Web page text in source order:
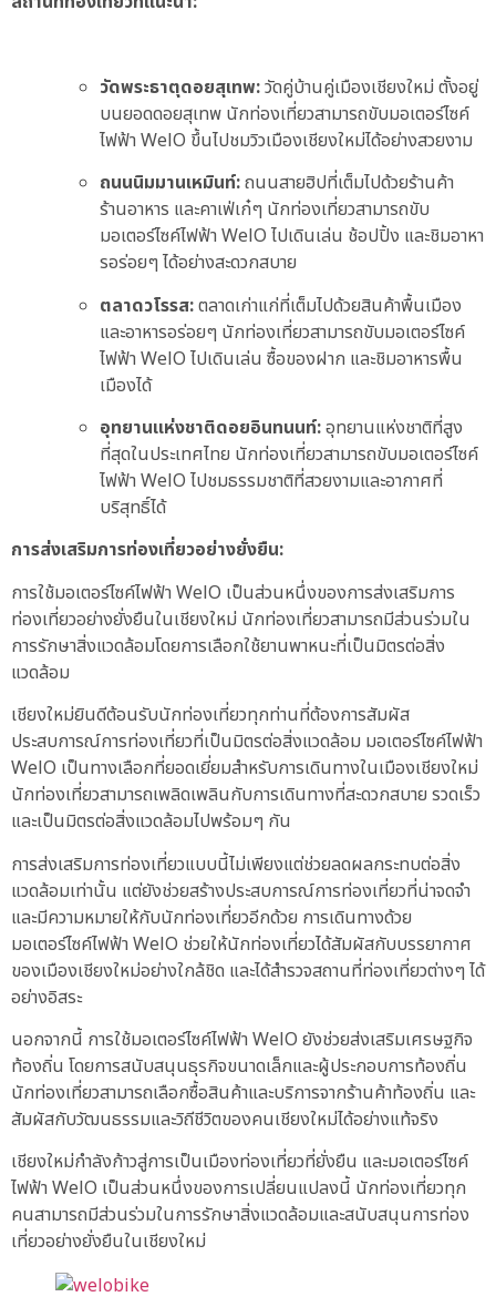
วัดพระธาตุดอยสุเทพ:วัดคู่บ้านคู่เมืองเชียงใหม่ ตั้งอยู่
บนยอดดอยสุเทพ นักท่องเที่ยวสามารถขับมอเตอร์ไซค์
ไฟฟ้า WelO ขึ้นไปชมวิวเมืองเชียงใหม่ได้อย่างสวยงาม
ถนนนิมมานเหมินท์:ถนนสายฮิปที่เต็มไปด้วยร้านค้า
ร้านอาหาร และคาเฟ่เก๋ๆ นักท่องเที่ยวสามารถขับ
มอเตอร์ไซค์ไฟฟ้า WelO ไปเดินเล่น ช้อปปิ้ง และชิมอาหา
รอร่อยๆ ได้อย่างสะดวกสบาย
ตลาดวโรรส:ตลาดเก่าแก่ที่เต็มไปด้วยสินค้าพื้นเมือง
และอาหารอร่อยๆ นักท่องเที่ยวสามารถขับมอเตอร์ไซค์
ไฟฟ้า WelO ไปเดินเล่น ซื้อของฝาก และชิมอาหารพื้น
เมืองได้
อุทยานแห่งชาติดอยอินทนนท์:อุทยานแห่งชาติที่สูง
ที่สุดในประเทศไทย นักท่องเที่ยวสามารถขับมอเตอร์ไซค์
ไฟฟ้า WelO ไปชมธรรมชาติที่สวยงามและอากาศที่
บริสุทธิ์ได้
การส่งเสริมการท่องเที่ยวอย่างยั่งยืน:
การใช้มอเตอร์ไซค์ไฟฟ้า WelO เป็นส่วนหนึ่งของการส่งเสริมการ
ท่องเที่ยวอย่างยั่งยืนในเชียงใหม่ นักท่องเที่ยวสามารถมีส่วนร่วมใน
การรักษาสิ่งแวดล้อมโดยการเลือกใช้ยานพาหนะที่เป็นมิตรต่อสิ่ง
แวดล้อม
เชียงใหม่ยินดีต้อนรับนักท่องเที่ยวทุกท่านที่ต้องการสัมผัส
ประสบการณ์การท่องเที่ยวที่เป็นมิตรต่อสิ่งแวดล้อม มอเตอร์ไซค์ไฟฟ้า
WelO เป็นทางเลือกที่ยอดเยี่ยมสำหรับการเดินทางในเมืองเชียงใหม่
นักท่องเที่ยวสามารถเพลิดเพลินกับการเดินทางที่สะดวกสบาย รวดเร็ว
และเป็นมิตรต่อสิ่งแวดล้อมไปพร้อมๆ กัน
การส่งเสริมการท่องเที่ยวแบบนี้ไม่เพียงแต่ช่วยลดผลกระทบต่อสิ่ง
แวดล้อมเท่านั้น แต่ยังช่วยสร้างประสบการณ์การท่องเที่ยวที่น่าจดจำ
และมีความหมายให้กับนักท่องเที่ยวอีกด้วย การเดินทางด้วย
มอเตอร์ไซค์ไฟฟ้า WelO ช่วยให้นักท่องเที่ยวได้สัมผัสกับบรรยากาศ
ของเมืองเชียงใหม่อย่างใกล้ชิด และได้สำรวจสถานที่ท่องเที่ยวต่างๆ ได้
อย่างอิสระ
นอกจากนี้ การใช้มอเตอร์ไซค์ไฟฟ้า WelO ยังช่วยส่งเสริมเศรษฐกิจ
ท้องถิ่น โดยการสนับสนุนธุรกิจขนาดเล็กและผู้ประกอบการท้องถิ่น
นักท่องเที่ยวสามารถเลือกซื้อสินค้าและบริการจากร้านค้าท้องถิ่น และ
สัมผัสกับวัฒนธรรมและวิถีชีวิตของคนเชียงใหม่ได้อย่างแท้จริง
เชียงใหม่กำลังก้าวสู่การเป็นเมืองท่องเที่ยวที่ยั่งยืน และมอเตอร์ไซค์
ไฟฟ้า WelO เป็นส่วนหนึ่งของการเปลี่ยนแปลงนี้ นักท่องเที่ยวทุก
คนสามารถมีส่วนร่วมในการรักษาสิ่งแวดล้อมและสนับสนุนการท่อง
เที่ยวอย่างยั่งยืนในเชียงใหม่